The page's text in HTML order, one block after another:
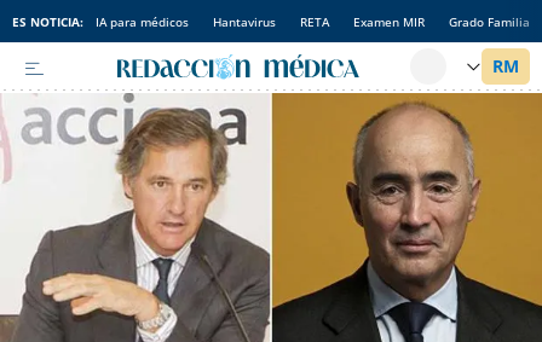
ES NOTICIA: IA para médicos Hantavirus RETA Examen MIR Grado Familia